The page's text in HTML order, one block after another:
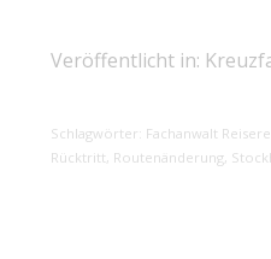
Veröffentlicht in:
Schlagwörter: Fachanwalt
Rücktritt, Routenänderung,